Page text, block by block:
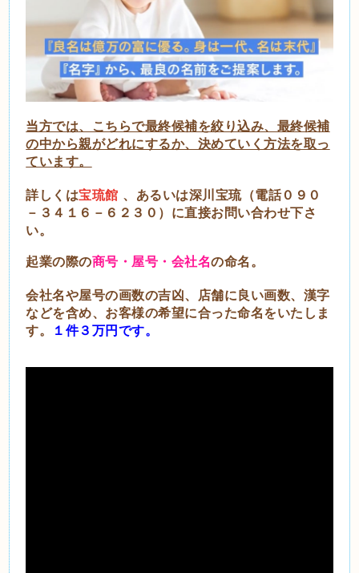
当方では、こちらで最終候補を絞り込み、最終候補
の中から親がどれにするか、決めていく方法を取っ
ています。
詳しくは宝琉館 、あるいは深川宝琉（電話０９０
－３４１６－６２３０）に直接お問い合わせ下さ
い。
起業の際の商号・屋号・会社名の命名。
会社名や屋号の画数の吉凶、店舗に良い画数、漢字
などを含め、お客様の希望に合った命名をいたしま
す。
１件３万円です。